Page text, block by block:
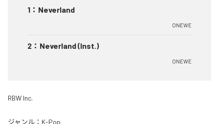
1 ： Neverland
ONEWE
2 ： Neverland (Inst.)
ONEWE
RBW Inc.
ジャンル： K-Pop